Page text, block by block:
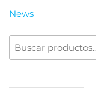
News
Buscar